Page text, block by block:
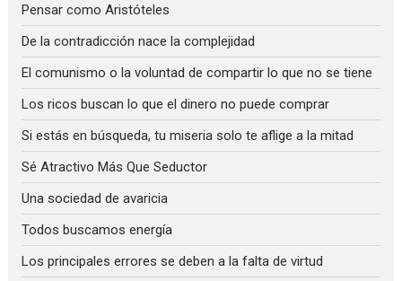
Pensar como Aristóteles
De la contradicción nace la complejidad
El comunismo o la voluntad de compartir lo que no se tiene
Los ricos buscan lo que el dinero no puede comprar
Si estás en búsqueda, tu miseria solo te aflige a la mitad
Sé Atractivo Más Que Seductor
Una sociedad de avaricia
Todos buscamos energía
Los principales errores se deben a la falta de virtud